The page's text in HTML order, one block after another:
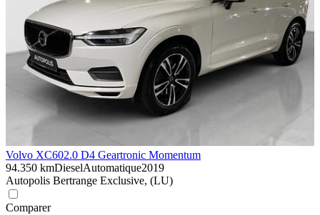
Volvo XC602.0 D4 Geartronic Momentum
94.350 kmDieselAutomatique2019
Autopolis Bertrange Exclusive, (LU)
Comparer